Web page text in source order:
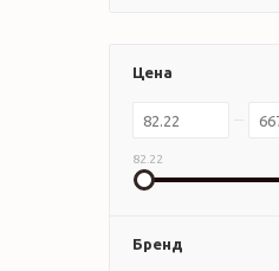
Цена
82.22
Бренд